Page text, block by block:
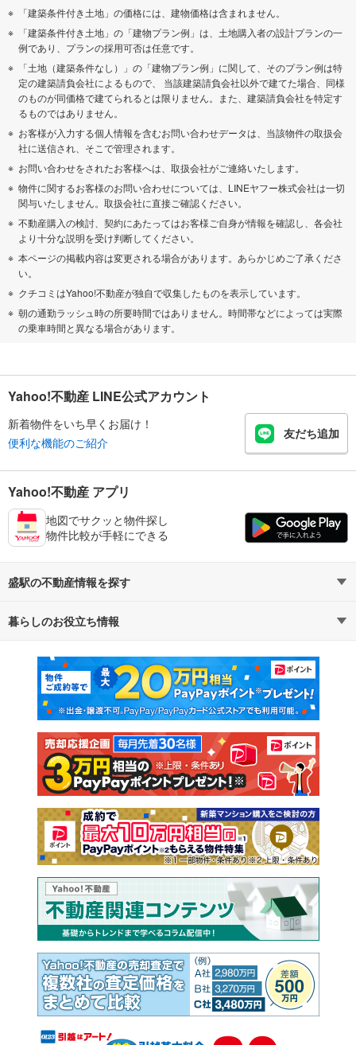
「建築条件付き土地」の価格には、建物価格は含まれません。
「建築条件付き土地」の「建物プラン例」は、土地購入者の設計プランの一
例であり、プランの採用可否は任意です。
「土地（建築条件なし）」の「建物プラン例」に関して、そのプラン例は特
定の建築請負会社によるもので、 当該建築請負会社以外で建てた場合、同様
のものが同価格で建てられるとは限りません。また、建築請負会社を特定す
るものではありません。
お客様が入力する個人情報を含むお問い合わせデータは、当該物件の取扱会
社に送信され、そこで管理されます。
お問い合わせをされたお客様へは、取扱会社がご連絡いたします。
物件に関するお客様のお問い合わせについては、LINEヤフー株式会社は一切
関与いたしません。取扱会社に直接ご確認ください。
不動産購入の検討、契約にあたってはお客様ご自身が情報を確認し、各会社
より十分な説明を受け判断してください。
本ページの掲載内容は変更される場合があります。あらかじめご了承くださ
い。
クチコミはYahoo!不動産が独自で収集したものを表示しています。
朝の通勤ラッシュ時の所要時間ではありません。時間帯などによっては実際
の乗車時間と異なる場合があります。
Yahoo!不動産 LINE公式アカウント
新着物件をいち早くお届け！
便利な機能のご紹介
友だち追加
Yahoo!不動産 アプリ
地図でサクッと物件探し
物件比較が手軽にできる
盛駅の不動産情報を探す
不動産・住宅
新築マンション 中古マンション
新築一戸建て 中古一戸建て
注文住宅 土地
売却査定
暮らしのお役立ち情報
マンションカタログ 教えて！住まいの先生